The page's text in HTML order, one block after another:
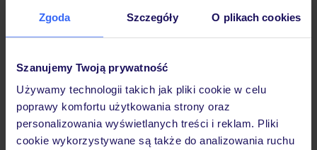
Zgoda Szczegóły O plikach cookies
Szanujemy Twoją prywatność
Używamy technologii takich jak pliki cookie w celu
poprawy komfortu użytkowania strony oraz
personalizowania wyświetlanych treści i reklam. Pliki
cookie wykorzystywane są także do analizowania ruchu
Hotel
Opinie